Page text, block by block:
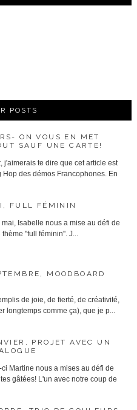
POSTS
ON VOUS EN MET
SAUF UNE CARTE!
j'aimerais te dire que cet article est
des démos Francophones. En
FULL FÉMININ
Isabelle nous a mise au défi de
''full féminin''. J...
MOODBOARD
de joie, de fierté, de créativité,
longtemps comme ça), que je p...
PROJET AVEC UN
Martine nous a mises au défi de
gâtées! L'un avec notre coup de